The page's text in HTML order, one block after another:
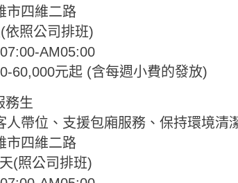
市四維二路
依照公司排班)
AM05:00
60,000元起 (含每週小費的發放)
務生
人帶位、支援包廂服務、保持環境清
市四維二路
(照公司排班)